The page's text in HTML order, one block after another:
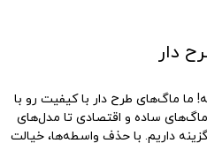
دار
ما ماگ‌های طرح دار با کیفیت رو با
ساده و اقتصادی تا مدل‌های
داریم. با حذف واسطه‌ها، خیالت